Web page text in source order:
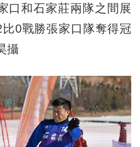
口和石家莊兩隊之間展
0戰勝張家口隊奪得冠
攝